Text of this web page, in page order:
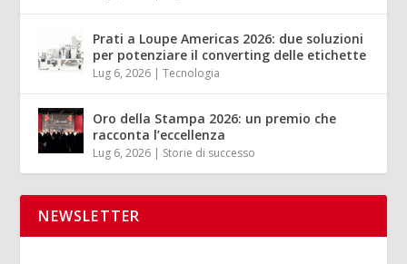
Prati a Loupe Americas 2026: due soluzioni
per potenziare il converting delle etichette
Lug 6, 2026 |Tecnologia
Oro della Stampa 2026: un premio che
racconta l’eccellenza
Lug 6, 2026 | Storie di successo
NEWSLETTER